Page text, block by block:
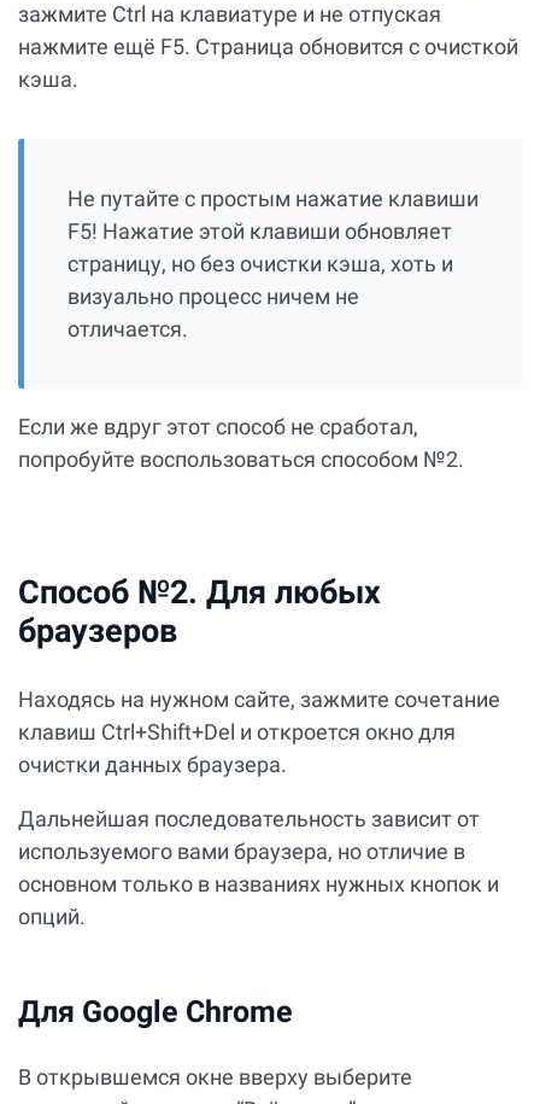
зажмите Ctrl на клавиатуре и не отпуская
нажмите ещё F5. Страница обновится с очисткой
кэша.
Не путайте с простым нажатие клавиши
F5! Нажатие этой клавиши обновляет
страницу, но без очистки кэша, хоть и
визуально процесс ничем не
отличается.
Если же вдруг этот способ не сработал,
попробуйте воспользоваться способом №2.
Способ №2. Для любых
браузеров
Находясь на нужном сайте, зажмите сочетание
клавиш Ctrl+Shift+Del и откроется окно для
очистки данных браузера.
Дальнейшая последовательность зависит от
используемого вами браузера, но отличие в
основном только в названиях нужных кнопок и
опций.
Для Google Chrome
В открывшемся окне вверху выберите